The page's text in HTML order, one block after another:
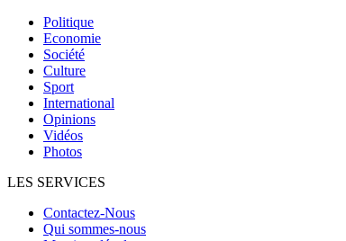
Politique
Economie
Société
Culture
Sport
International
Opinions
Vidéos
Photos
LES SERVICES
Contactez-Nous
Qui sommes-nous